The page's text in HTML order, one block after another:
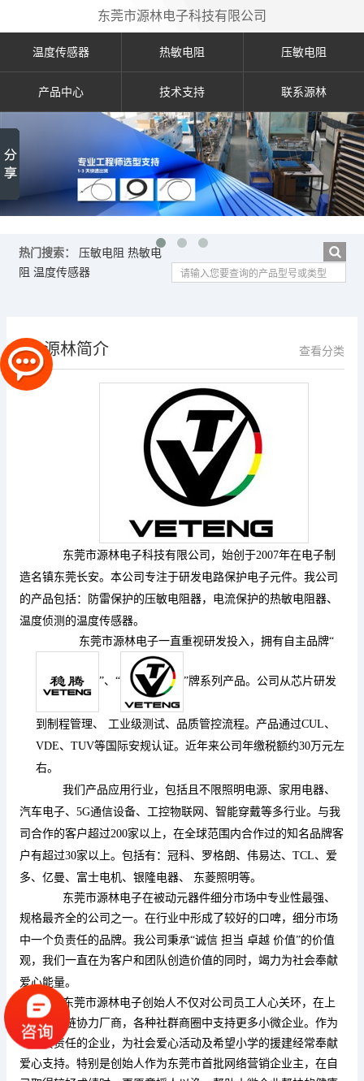
东莞市源林电子科技有限公司
温度传感器 热敏电阻 压敏电阻
产品中心 技术支持 联系源林
热门搜索： 压敏电阻 热敏电
阻 温度传感器
源林简介 查看分类
东莞市源林电子科技有限公司，始创于2007年在电子制
造名镇东莞长安。本公司专注于研发电路保护电子元件。我公司
的产品包括：防雷保护的压敏电阻器，电流保护的热敏电阻器、
温度侦测的温度传感器。
东莞市源林电子一直重视研发投入，拥有自主品牌“
”、 “ ”牌系列产品。 公司从芯片研发
到制程管理、 工业级测试、品质管控流程。 产品通过CUL、
VDE、TUV等国际安规认证。 近年来公司年缴税额约30万元左
右。
我们产品应用行业，包括且不限照明电源、家用电器、
汽车电子、 5G通信设备、工控物联网、智能穿戴等多行业。 与我
司合作的客户超过200家以上，在全球范围内合作过的知名品牌客
户有超过30家以上。包括有：冠科、罗格朗、伟易达、TCL、爱
多、亿曼、富士电机、银隆电器、 东菱照明等。
东莞市源林电子在被动元器件细分市场中专业性最强、
规格最齐全的公司 之一。在行业中形成了较好的口啤，细分市场
中一个负责任的品牌。 我公司 秉承“诚信 担当 卓越 价值”的价值
观，我们一直在为客户和团队创造价值的同时，竭力为社会奉献
爱心能量。
东莞市源林电子创始人不仅对公司员工人心关环，在上
下游供应链协力厂商，各种社群商圈中支持更多小微企业。作为
一个负责任的企业，为社会爱心活动及希望小学的援建经常奉献
爱心支持。特别是创始人作为东莞市首批网络营销企业主，在自